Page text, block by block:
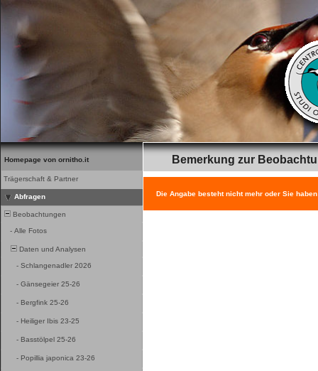
Homepage von ornitho.it
Trägerschaft & Partner
Abfragen
Beobachtungen
- Alle Fotos
Daten und Analysen
- Schlangenadler 2026
- Gänsegeier 25-26
- Bergfink 25-26
- Heiliger Ibis 23-25
- Basstölpel 25-26
- Popillia japonica 23-26
Bemerkung zur
Die Angabe besteht nicht mehr oder Sie